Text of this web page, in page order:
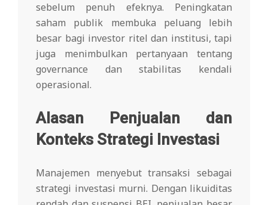
sebelum penuh efeknya. Peningkatan
saham publik membuka peluang lebih
besar bagi investor ritel dan institusi, tapi
juga menimbulkan pertanyaan tentang
governance dan stabilitas kendali
operasional.
Alasan Penjualan dan
Konteks Strategi Investasi
Manajemen menyebut transaksi sebagai
strategi investasi murni. Dengan likuiditas